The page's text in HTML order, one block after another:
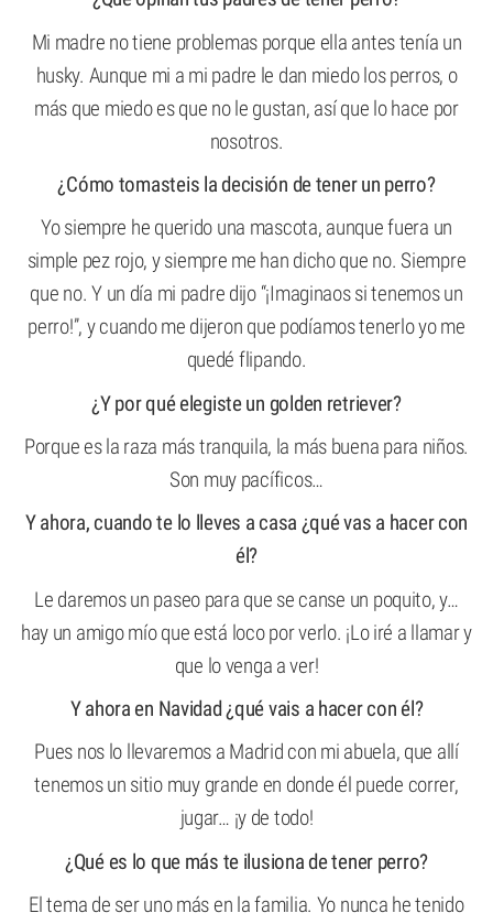
Mi madre no tiene problemas porque ella antes tenía un
husky. Aunque mi a mi padre le dan miedo los perros, o
más que miedo es que no le gustan, así que lo hace por
nosotros.
¿Cómo tomasteis la decisión de tener un perro?
Yo siempre he querido una mascota, aunque fuera un
simple pez rojo, y siempre me han dicho que no. Siempre
que no. Y un día mi padre dijo “¡Imaginaos si tenemos un
perro!”, y cuando me dijeron que podíamos tenerlo yo me
quedé flipando.
¿Y por qué elegiste un golden retriever?
Porque es la raza más tranquila, la más buena para niños.
Son muy pacíficos…
Y ahora, cuando te lo lleves a casa ¿qué vas a hacer con
él?
Le daremos un paseo para que se canse un poquito, y…
hay un amigo mío que está loco por verlo. ¡Lo iré a llamar y
que lo venga a ver!
Y ahora en Navidad ¿qué vais a hacer con él?
Pues nos lo llevaremos a Madrid con mi abuela, que allí
tenemos un sitio muy grande en donde él puede correr,
jugar… ¡y de todo!
¿Qué es lo que más te ilusiona de tener perro?
El tema de ser uno más en la familia. Yo nunca he tenido